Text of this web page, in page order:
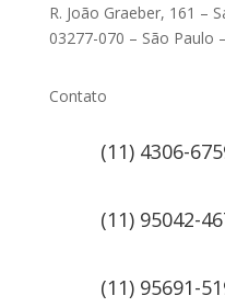
R. João Graeber, 161 –
03277-070 – São Paulo
Contato
(11) 4306-
(11) 95042-
(11) 95691-